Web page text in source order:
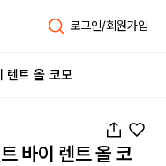
로그인/회원가입
렌트 올 코모
바이 렌트 올 코